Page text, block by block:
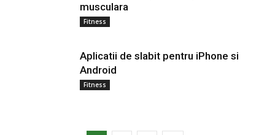
musculara
Fitness
Aplicatii de slabit pentru iPhone si
Android
Fitness